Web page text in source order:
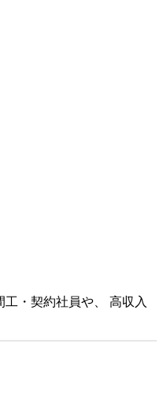
・契約社員や、 高収入